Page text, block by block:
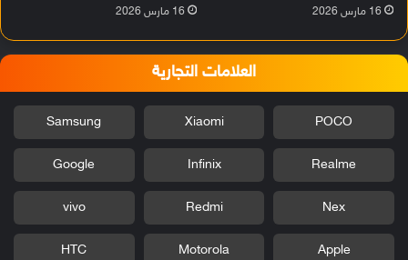
16 مارس 2026 16 مارس 2026
العلامات التجارية
POCO
Xiaomi
Samsung
Realme
Infinix
Google
Nex
Redmi
vivo
Apple
Motorola
HTC